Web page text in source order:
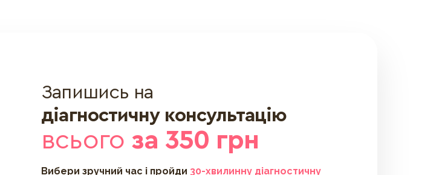
Запишись на
діагностичну консультацію
всього за 350 грн
Вибери зручний час і пройди 30-хвилинну діагностичну